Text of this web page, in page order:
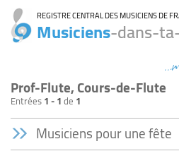
REGISTRE CENTRAL DES MUSICIENS DE
Musiciens-dans-
Prof-Flute, Cours-de-Flute
Entrées1 - 1de 1
Musiciens pour une fête